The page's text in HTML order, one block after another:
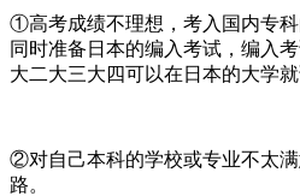
①高考成绩不理想，考入国内专
同时准备日本的编入考试，编入
大二大三大四可以在日本的大学
②对自己本科的学校或专业不太
路。